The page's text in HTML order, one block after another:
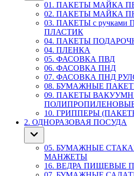
01. ПАКЕТЫ МАЙКА
02. ПАКЕТЫ МАЙКА
03. ПАКЕТЫ с ручками
ПЛАСТИК
04. ПАКЕТЫ
04. ПЛЕНКА
05. ФАСОВКА ПВД
06. ФАСОВКА ПНД
07. ФАСОВКА ПНД
08. БУМАЖНЫЕ
09. ПАКЕТЫ
10. ГРИППЕРЫ
2. ОДНОРАЗОВАЯ ПОСУДА
05. БУМАЖНЫЕ
МАНЖЕТЫ
16. ВЕДРА ПИЩЕВЫЕ